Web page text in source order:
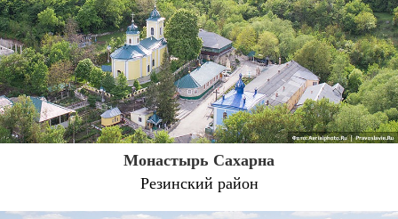
Монастырь Сахарна
Резинский район